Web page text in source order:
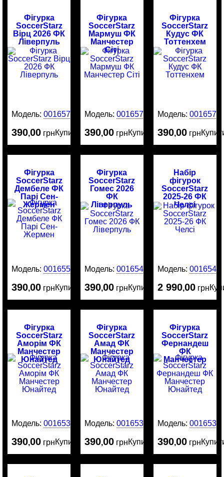
Фігурка
SoccerStarz
Вірц 2026 ФК
Ліверпуль
Модель:0016578
390,00 грнКупити
Фігурка
SoccerStarz
Мармуш ФК
Манчестер
Сіті
Модель:0016577
390,00 грнКупити
Фігурка
SoccerStarz
Кудус ФК
Тоттенхем
Модель: 0016576
390,00 грн
Фігурка
SoccerStarz
Дембеле ФК
Парі Сен-
Жермен
Модель:0016554
390,00 грнКупити
Фігурка
SoccerStarz
Гомес 2026
ФК
Ліверпуль
Модель:0016545
390,00 грнКупити
Набір
фігурок
SoccerStarz
2025-26 ФК
Челсі
Модель: 0016544
2 990,00 грн
Фігурка
SoccerStarz
Аморім ФК
Манчестер
Юнайтед
Модель:0016534
390,00 грнКупити
Фігурка
SoccerStarz
Амад ФК
Манчестер
Юнайтед
Модель:0016532
390,00 грнКупити
Фігурка
SoccerStarz
Фернандеш
ФК
Манчестер
Юнайтед
Модель: 0016530
390,00 грн